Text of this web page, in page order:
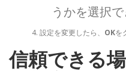
うかを選択で
設定を変更したら、 OKを
信頼できる